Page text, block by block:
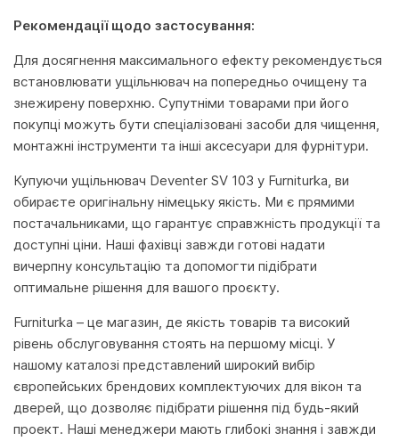
Рекомендації щодо застосування:
Для досягнення максимального ефекту рекомендується
встановлювати ущільнювач на попередньо очищену та
знежирену поверхню. Супутніми товарами при його
покупці можуть бути спеціалізовані засоби для чищення,
монтажні інструменти та інші аксесуари для фурнітури.
Купуючи ущільнювач Deventer SV 103 у Furniturka, ви
обираєте оригінальну німецьку якість. Ми є прямими
постачальниками, що гарантує справжність продукції та
доступні ціни. Наші фахівці завжди готові надати
вичерпну консультацію та допомогти підібрати
оптимальне рішення для вашого проєкту.
Furniturka – це магазин, де якість товарів та високий
рівень обслуговування стоять на першому місці. У
нашому каталозі представлений широкий вибір
європейських брендових комплектуючих для вікон та
дверей, що дозволяє підібрати рішення під будь-який
проект. Наші менеджери мають глибокі знання і завжди